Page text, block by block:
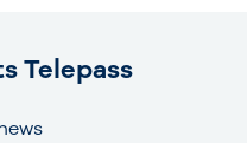
Telepass